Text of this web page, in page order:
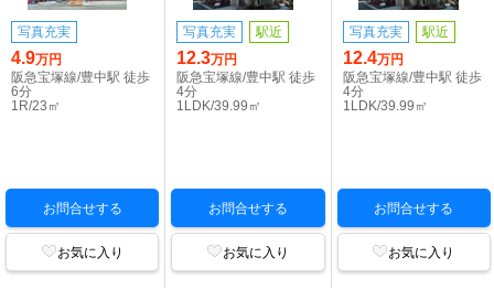
写真充実
4.9万円
阪急宝塚線/豊中駅 徒歩
6分
1R/23㎡
お問合せする
お気に入り
写真充実 駅近
12.3万円
阪急宝塚線/豊中駅 徒歩
4分
1LDK/39.99㎡
お問合せする
お気に入り
写真充実 駅近
12.4万円
阪急宝塚線/豊中駅 徒歩
4分
1LDK/39.99㎡
お問合せする
お気に入り